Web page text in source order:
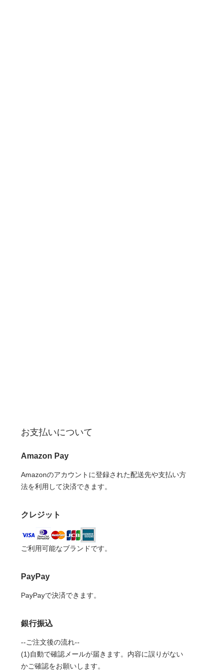
お支払いについて
Amazon Pay
Amazonのアカウントに登録された配送先や支払い方
法を利用して決済できます。
クレジット
ご利用可能なブランドです。
PayPay
PayPayで決済できます。
銀行振込
--ご注文後の流れ--
(1)自動で確認メールが届きます。内容に誤りがない
かご確認をお願いします。